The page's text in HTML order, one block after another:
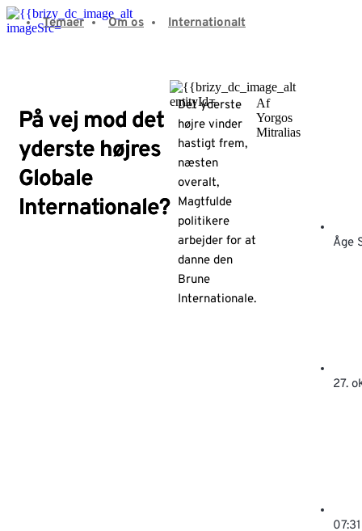
Fortsæt
til
Temaer Om os Internationalt
På vej mod det
yderste højres
Globale
Internationale?
Det yderste
højre vinder
hastigt frem,
næsten
overalt,
Magtfulde
politikere
arbejder for at
danne den
Brune
Internationale.
Af
Yorgos
Mitralias
Åge
27.
07:31